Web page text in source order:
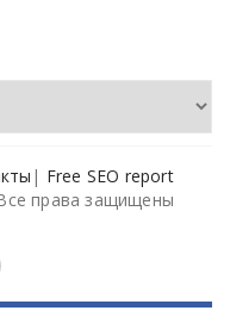
| Free SEO report
права защищены